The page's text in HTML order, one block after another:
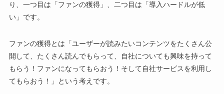
り、一つ目は「ファンの獲得」、二つ目は「導入ハードルが低
い」です。
ファンの獲得とは「ユーザーが読みたいコンテンツをたくさん公
開して、たくさん読んでもらって、自社についても興味を持って
もらう！ファンになってもらおう！そして自社サービスを利用し
てもらおう！」という考えです。